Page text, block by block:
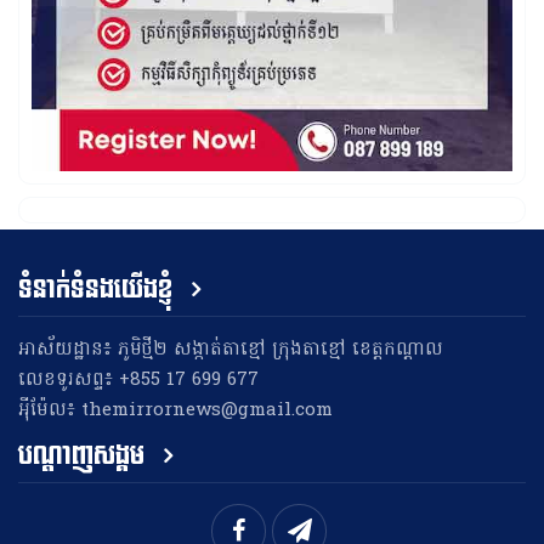
ទំនាក់ទំនងយើងខ្ញុំ
អាស័យដ្ឋាន៖ ភូមិថ្មី២ សង្កាត់តាខ្មៅ ក្រុងតាខ្មៅ ខេត្តកណ្តាល
លេខទូរសព្ទ៖ +855 17 699 677
អុីម៉ែល៖ themirrornews@gmail.com
បណ្តាញសង្គម